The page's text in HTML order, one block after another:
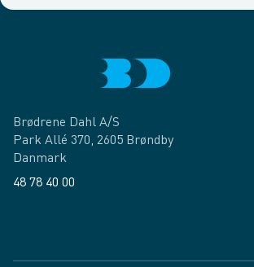
Brødrene Dahl A/S
Park Allé 370, 2605 Brøndby
Danmark
48 78 40 00